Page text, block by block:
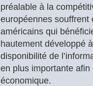
préalable à la
européennes souffrent
américains qui
hautement développé
disponibilité de
en plus importante
économique.